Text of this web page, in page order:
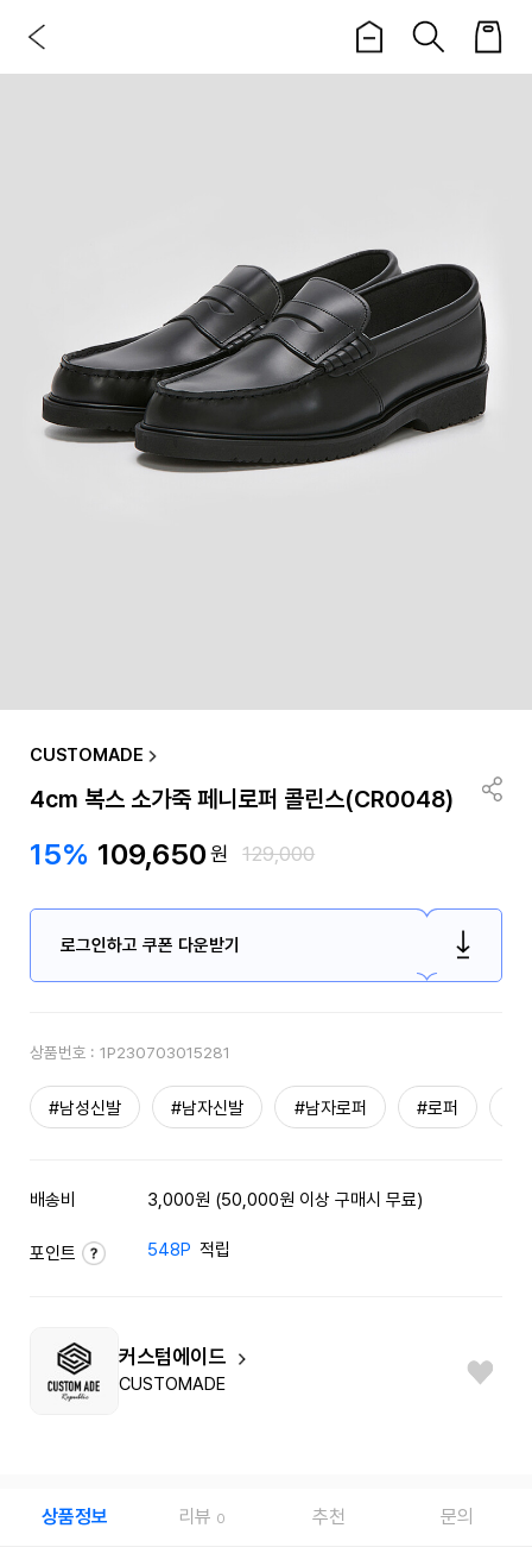
CUSTOMADE
4cm 복스 소가죽 페니로퍼 콜린스(CR0048)
15% 109,650원 129,000
로그인하고 쿠폰 다운받기
상품번호 : 1P230703015281
#남성신발 #남자신발 #남자로퍼 #로퍼
배송비 3,000원 (50,000원 이상 구매시 무료)
포인트 548P 적립
커스텀에이드
CUSTOMADE
상품정보 리뷰 0 추천 문의